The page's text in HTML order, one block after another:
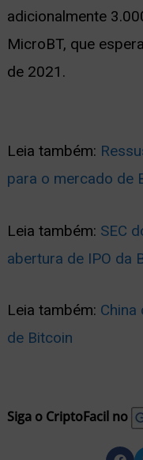
adicionalmente
MicroBT, que
de 2021.
Leia também:
para o mercado de
Leia também: SEC
abertura de IPO da
Leia também:
de Bitcoin
Siga o CriptoFacil no